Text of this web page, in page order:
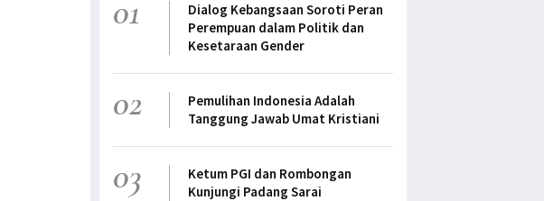
01
Dialog Kebangsaan Soroti Peran
Perempuan dalam Politik dan
Kesetaraan Gender
02
Pemulihan Indonesia Adalah
Tanggung Jawab Umat Kristiani
03
Ketum PGI dan Rombongan
Kunjungi Padang Sarai